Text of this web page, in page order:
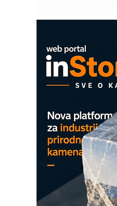
EVOKS
ROSA i SCHUNK
na viši nivo
Detekcija različitih
MAREX - Lim i